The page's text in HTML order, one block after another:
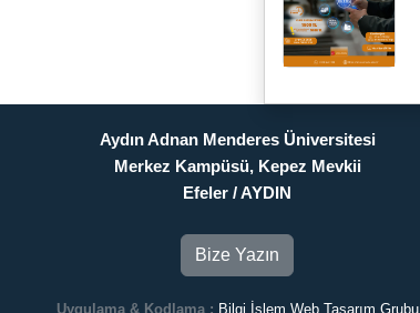
Aydın Adnan Menderes Üniversitesi
Merkez Kampüsü, Kepez Mevkii
Efeler / AYDIN
Bize Yazın
Uygulama & Kodlama : Bilgi İşlem Web Tasarım Grubu